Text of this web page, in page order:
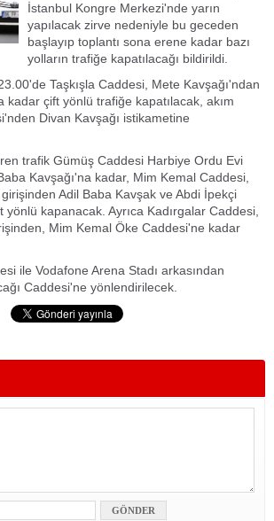
İstanbul Kongre Merkezi'nde yarın
yapılacak zirve nedeniyle bu geceden
başlayıp toplantı sona erene kadar bazı
yolların trafiğe kapatılacağı bildirildi.
Taşkışla Caddesi, Mete Kavşağı'ndan
kadar çift yönlü trafiğe kapatılacak, akım
Divan Kavşağı istikametine
trafik Gümüş Caddesi Harbiye Ordu Evi
Kavşağı'na kadar, Mim Kemal Caddesi,
Adil Baba Kavşak ve Abdi İpekçi
kapanacak. Ayrıca Kadırgalar Caddesi,
Mim Kemal Öke Caddesi'ne kadar
ile Vodafone Arena Stadı arkasından
Caddesi'ne yönlendirilecek.